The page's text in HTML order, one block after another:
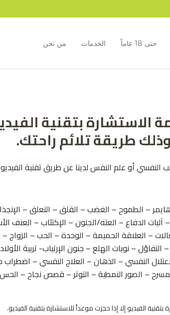
من نحن الخدمات حتى 18 عاماً
الاستشارة بتقنية
النفسي أو علم النفس لدينا عن طريق تقنية
– الطموح – الغضب – القلق – التعلق –
الدفاع – العته/الجنون – الإكتئاب –
– العلاقة الحميمة – الوحدة – الحب –
التفاؤل – نوبات الهلع – جنون الإرتياب- تربية
النفسي – الذهان – العلاج النفسي –
– الصور النمطية – التوتر – قصص نجاح –
الفيديو إلا إذا حجزت موعداً للاستشارة بتقنية الفيديو.